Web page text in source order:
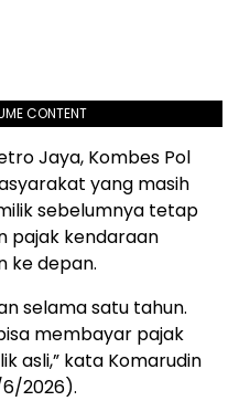
CONTENT
Jaya, Kombes Pol
yang masih
sebelumnya tetap
pajak kendaraan
ke depan.
selama satu tahun.
membayar pajak
asli,” kata Komarudin
2026).